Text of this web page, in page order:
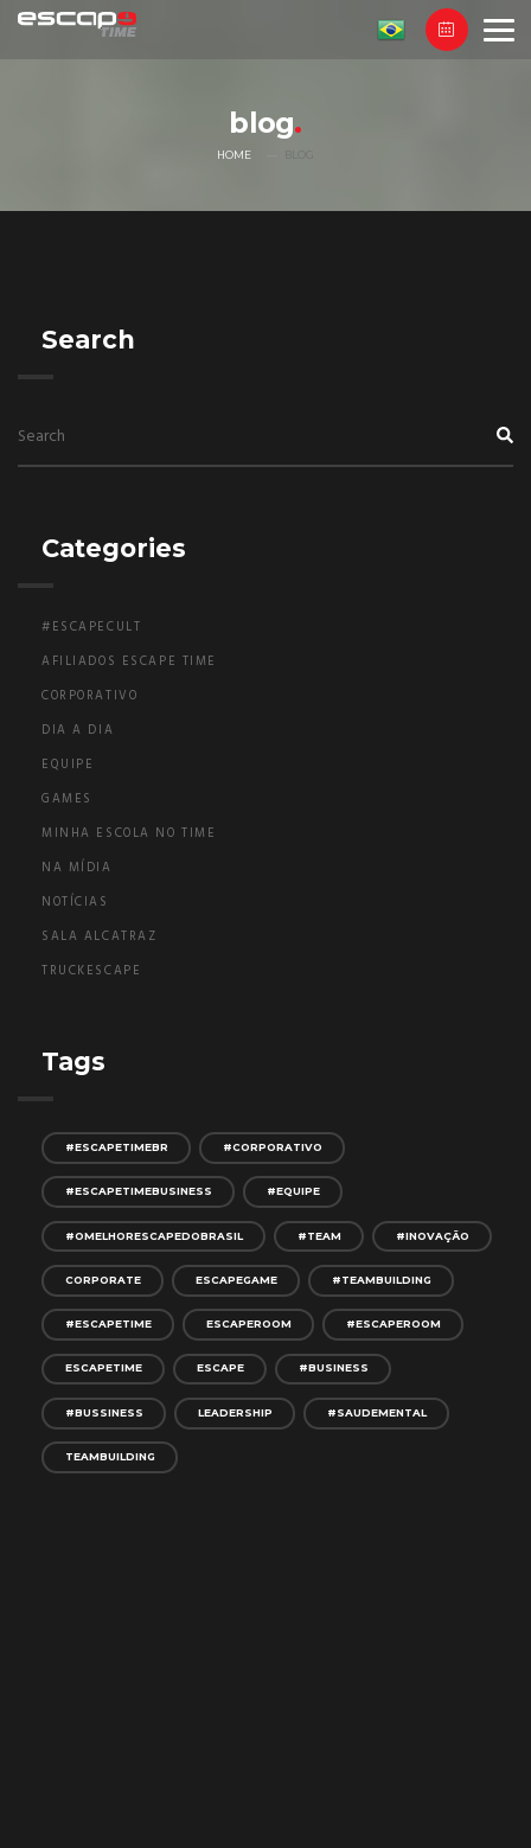
blog
HOME
Search
Categories
#ESCAPECULT
AFILIADOS ESCAPE TIME
CORPORATIVO
DIA A DIA
EQUIPE
GAMES
MINHA ESCOLA NO TIME
NA MÍDIA
NOTÍCIAS
SALA ALCATRAZ
TRUCKESCAPE
Tags
#ESCAPETIMEBR #CORPORATIVO
#ESCAPETIMEBUSINESS #EQUIPE
#OMELHORESCAPEDOBRASIL #TEAM #INOVAÇÃO
CORPORATE ESCAPEGAME #TEAMBUILDING
#ESCAPETIME ESCAPEROOM #ESCAPEROOM
ESCAPETIME ESCAPE #BUSINESS
#BUSSINESS LEADERSHIP #SAUDEMENTAL
TEAMBUILDING